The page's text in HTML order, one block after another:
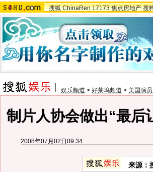
搜狐 ChinaRen 17173 焦点房地产 搜
娱乐频道 > 好莱坞频道 > 美国演
制片人协会做出“最后
2008年07月02日09:34
来源：